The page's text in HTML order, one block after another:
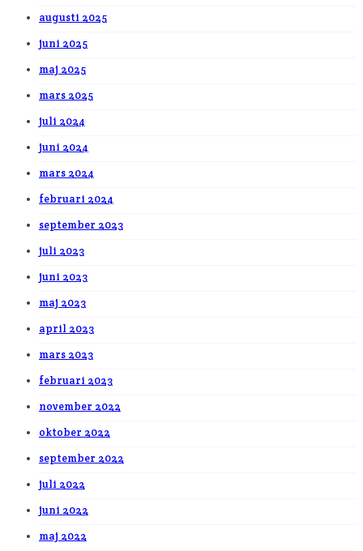
augusti 2025
juni 2025
maj 2025
mars 2025
juli 2024
juni 2024
mars 2024
februari 2024
september 2023
juli 2023
juni 2023
maj 2023
april 2023
mars 2023
februari 2023
november 2022
oktober 2022
september 2022
juli 2022
juni 2022
maj 2022